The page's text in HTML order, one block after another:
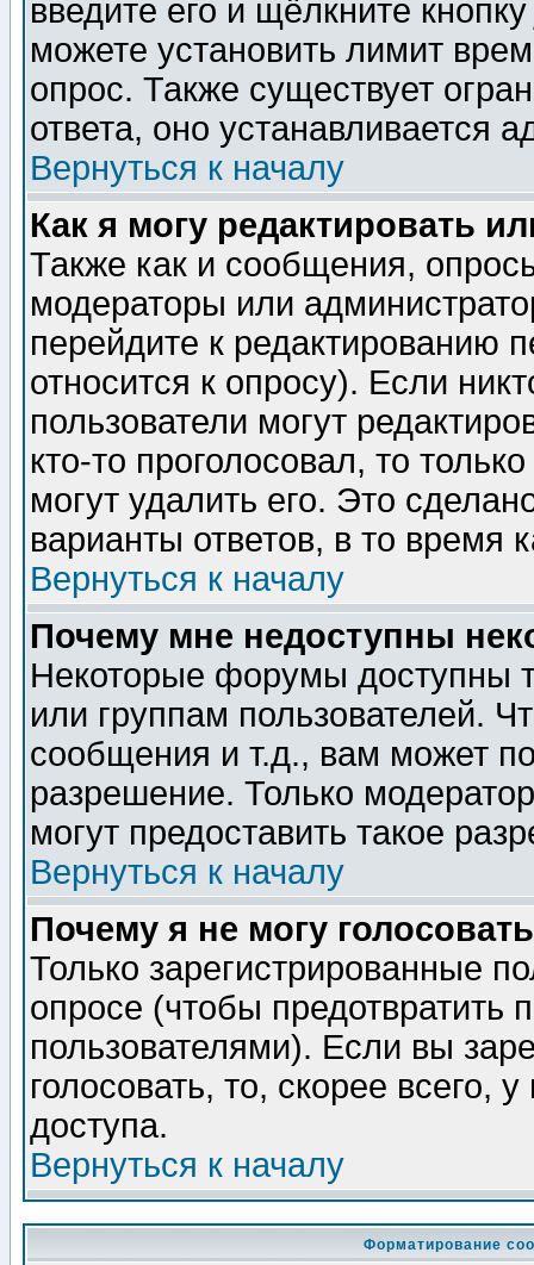
введите его и щёлкните
можете установить лимит
опрос. Также существует
ответа, оно устанавливается
Вернуться к началу
Как я могу редактировать
Также как и сообщения,
модераторы или
перейдите к редактированию
относится к опросу). Если
пользователи могут
кто-то проголосовал, то
могут удалить его. Это
варианты ответов, в то время
Вернуться к началу
Почему мне недоступны
Некоторые форумы доступны
или группам пользователей.
сообщения и т.д., вам может
разрешение. Только
могут предоставить такое
Вернуться к началу
Почему я не могу
Только зарегистрированные
опросе (чтобы предотвратить
пользователями). Если вы
голосовать, то, скорее всего,
доступа.
Вернуться к началу
Форматирование